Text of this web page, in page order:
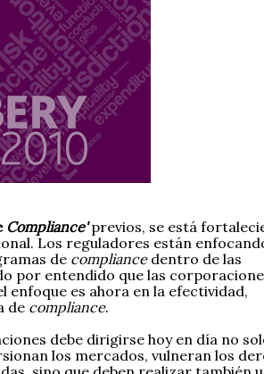
Compliance'previos, se está
Los reguladores están
de compliancedentro de las
por entendido que las
enfoque es ahora en la efectividad,
de compliance.
debe dirigirse hoy en día no
los mercados, vulneran los